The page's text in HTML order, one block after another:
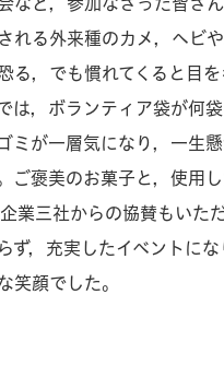
れる外来種のカメ，ヘビ
る，でも慣れてくると目
は，ボランティア袋が何
ミが一層気になり，一生
ご褒美のお菓子と，使用
業三社からの協賛もいた
ず，充実したイベントに
笑顔でした。